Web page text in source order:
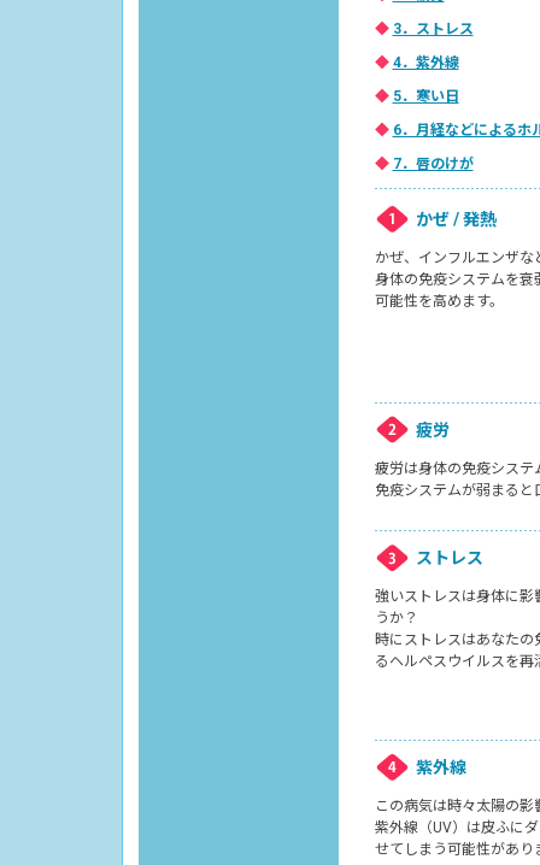
◆ 3．ストレス
◆ 4．紫外線
◆ 5．寒い日
◆ 6．月経などによるホ
◆ 7．唇のけが
かぜ / 発熱
かぜ、インフルエンザ
身体の免疫システムを衰
可能性を高めます。
疲労
疲労は身体の免疫システ
免疫システムが弱まる
ストレス
強いストレスは身体に影
うか？
時にストレスはあなた
るヘルペスウイルスを
紫外線
この病気は時々太陽の影
紫外線（UV）は皮ふに
せてしまう可能性があり